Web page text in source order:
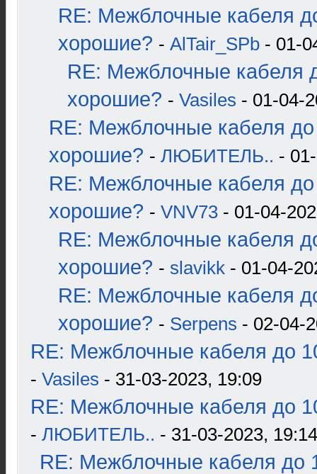
RE: Межблочные кабеля
хорошие? - AlTair_SPb - 01-
RE: Межблочные кабеля
хорошие? - Vasiles - 01-04-
RE: Межблочные кабеля до
хорошие? - ЛЮБИТЕЛЬ.. -
RE: Межблочные кабеля до
хорошие? - VNV73 - 01-04-
RE: Межблочные кабеля
хорошие? - slavikk - 01-04-
RE: Межблочные кабеля
хорошие? - Serpens - 02-04-
RE: Межблочные кабеля до
- Vasiles - 31-03-2023, 19:09
RE: Межблочные кабеля до
- ЛЮБИТЕЛЬ.. - 31-03-2023, 19:14
RE: Межблочные кабеля до